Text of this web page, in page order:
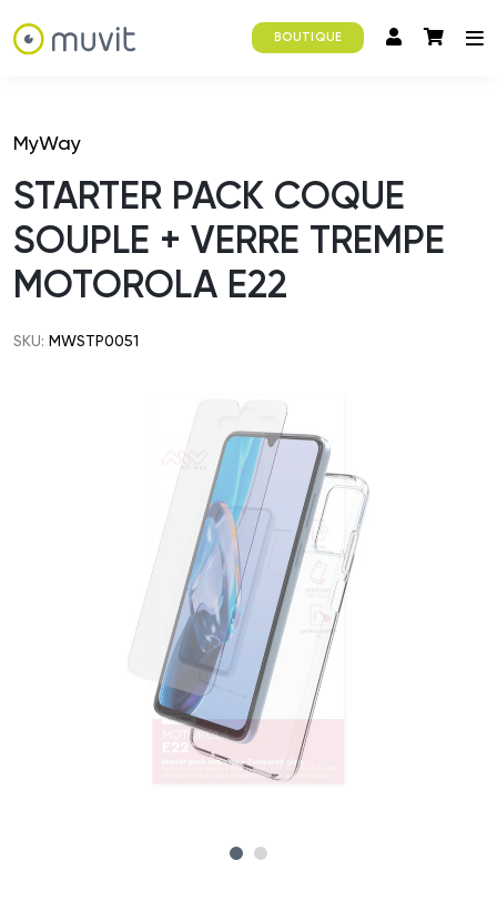
BOUTIQUE
MyWay
STARTER PACK COQUE
SOUPLE + VERRE TREMPE
MOTOROLA E22
SKU: MWSTP0051